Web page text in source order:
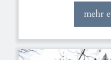
mehr